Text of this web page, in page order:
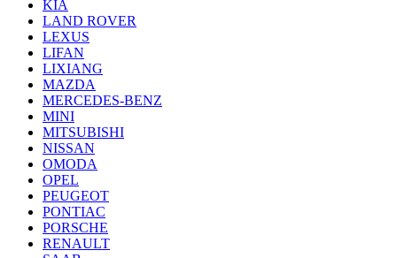
KIA
LAND ROVER
LEXUS
LIFAN
LIXIANG
MAZDA
MERCEDES-BENZ
MINI
MITSUBISHI
NISSAN
OMODA
OPEL
PEUGEOT
PONTIAC
PORSCHE
RENAULT